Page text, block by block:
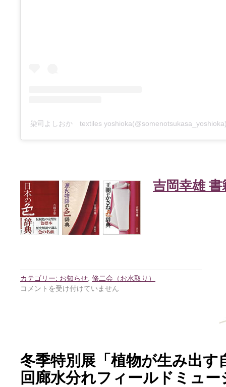
染司よしおか textiles
吉岡幸雄 書
カテゴリー: お知らせ, 修二会（お水取り）
コメントを受け付けていません
冬季特別展「植物が生み出す
回廊水分れフィールドミュー